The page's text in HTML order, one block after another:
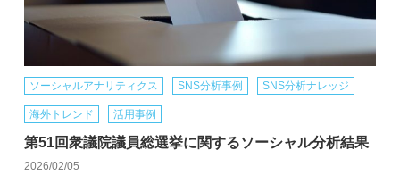
ソーシャルアナリティクス SNS分析事例 SNS分析ナレッジ
海外トレンド 活用事例
第51回衆議院議員総選挙に関するソーシャル分析結果
2026/02/05